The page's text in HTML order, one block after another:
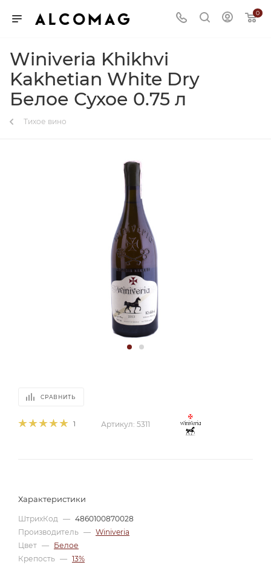
0
Winiveria Khikhvi
Kakhetian White Dry
Белое Сухое 0.75 л
Тихое вино
СРАВНИТЬ
1 Артикул: 5311
Характеристики
ШтрихКод — 4860100870028
Производитель — Winiveria
Цвет — Белое
Крепость — 13%